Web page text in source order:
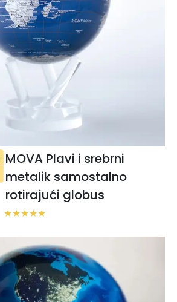
MOVA Plavi i srebrni
metalik samostalno
rotirajući globus